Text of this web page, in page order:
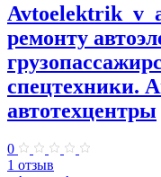
ремонту
спецтехники.
автотехцентры
0
1 отзыв